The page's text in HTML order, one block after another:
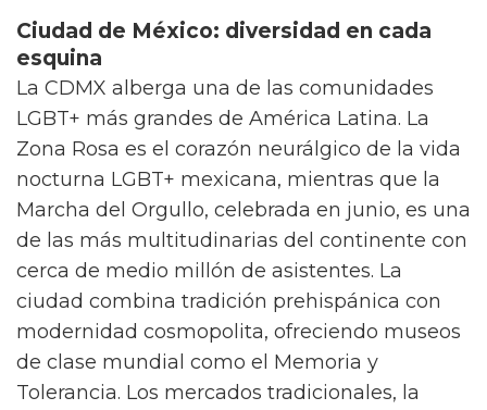
Ciudad de México: diversidad en cada
esquina
La CDMX alberga una de las comunidades
LGBT+ más grandes de América Latina. La
Zona Rosa es el corazón neurálgico de la vida
nocturna LGBT+ mexicana, mientras que la
Marcha del Orgullo, celebrada en junio, es una
de las más multitudinarias del continente con
cerca de medio millón de asistentes. La
ciudad combina tradición prehispánica con
modernidad cosmopolita, ofreciendo museos
de clase mundial como el Memoria y
Tolerancia. Los mercados tradicionales, la